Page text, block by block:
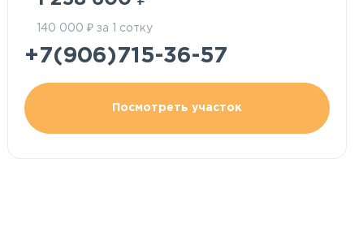
140 000 ₽ за 1 сотку
+7(906)715-36-57
Посмотреть участок